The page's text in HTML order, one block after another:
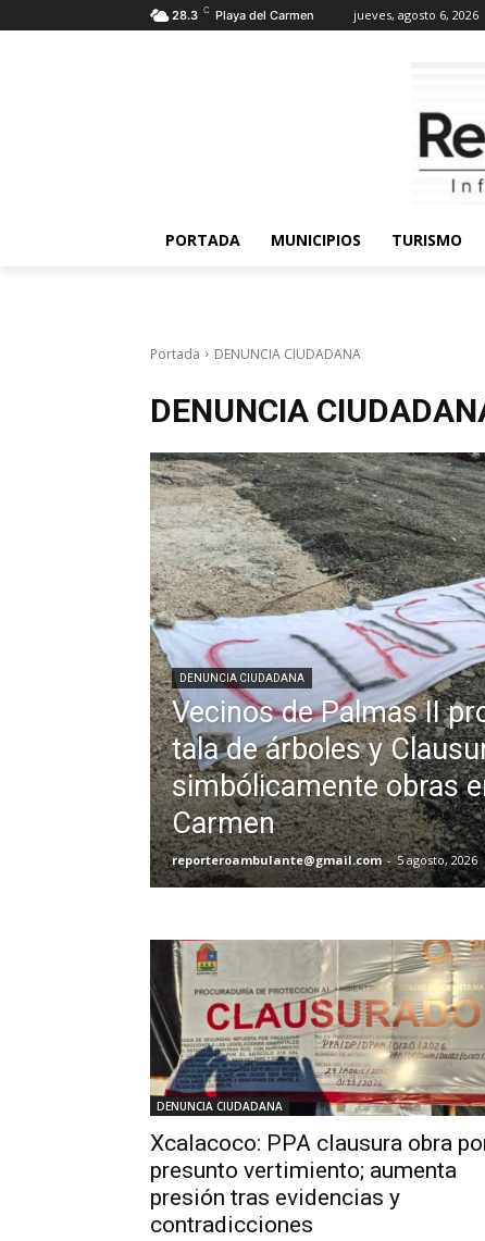
28.3 C Playa del Carmen jueves, agosto 6, 2026
PORTADA MUNICIPIOS TURISMO
Portada DENUNCIA CIUDADANA
DENUNCIA
DENUNCIA CIUDADANA
Vecinos de Palmas II
tala de árboles y
simbólicamente obras
Carmen
reporteroambulante@gmail.com - 5 agosto, 2026
DENUNCIA CIUDADANA
Xcalacoco: PPA clausura obra
presunto vertimiento; aumenta
presión tras evidencias y
contradicciones